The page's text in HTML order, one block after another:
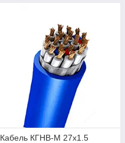
Кабель КГНВ-М 27х1.5